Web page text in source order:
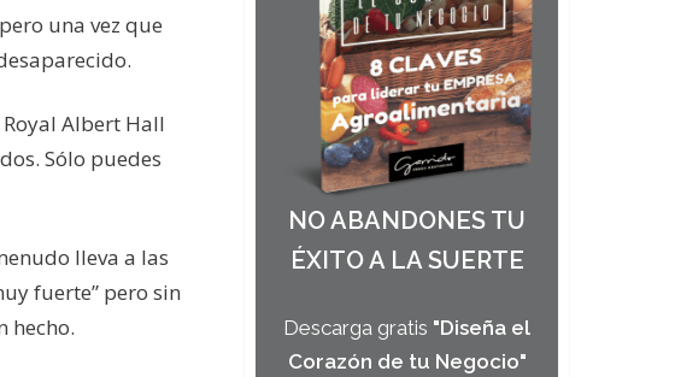
una vez que
Albert Hall
Sólo puedes
lleva a las
fuerte” pero sin
hecho.
NO ABANDONES TU
ÉXITO A LA SUERTE
Descarga gratis "Diseña el
Corazón de tu Negocio"